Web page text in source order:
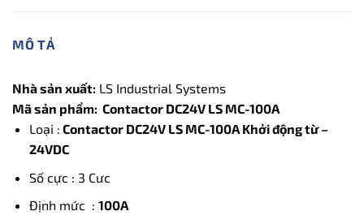
MÔ TẢ
Nhà sản xuất: LS Industrial Systems
Mã sản phẩm: Contactor DC24V LS MC-100A
Loại : Contactor DC24V LS MC-100A Khởi động từ –
24VDC
Số cực : 3 Cưc
Định mức : 100A